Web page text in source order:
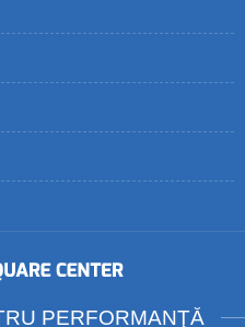
PERFORMANŢĂ